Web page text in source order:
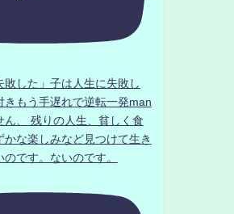
敗した」子は人生に失敗し
きもう手遅れで逆転一発man
ん、 残りの人生、貧しく食
かな楽しみなど見つけて生き
です。ないのです。